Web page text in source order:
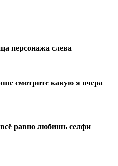
персонажа слева
смотрите какую я вчера
равно любишь селфи